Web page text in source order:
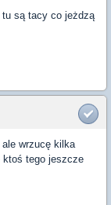
są tacy co jeżdzą
wrzucę kilka
ktoś tego jeszcze